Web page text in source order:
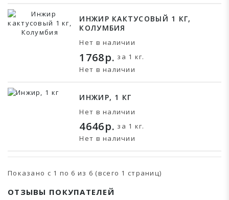
ИНЖИР КАКТУСОВЫЙ 1 КГ,
КОЛУМБИЯ
Нет в наличии
1768р. за 1 кг.
Нет в наличии
ИНЖИР, 1 КГ
Нет в наличии
4646р. за 1 кг.
Нет в наличии
Показано с 1 по 6 из 6 (всего 1 страниц)
ОТЗЫВЫ ПОКУПАТЕЛЕЙ